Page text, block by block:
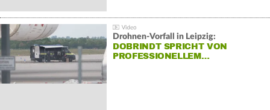
Drohnen-Vorfall in Leipzig:
DOBRINDT SPRICHT VON
PROFESSIONELLEM…